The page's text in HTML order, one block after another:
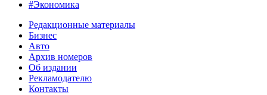
#Экономика
Редакционные материалы
Бизнес
Авто
Архив номеров
Об издании
Рекламодателю
Контакты